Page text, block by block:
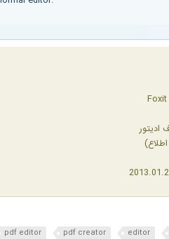
editor
pdf creator
pdf editor